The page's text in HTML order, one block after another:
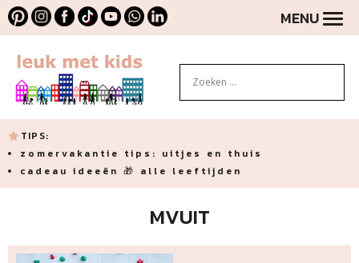
MENU
TIPS:
zomervakantie tips: uitjes en thuis
cadeau ideeën 🎁 alle leeftijden
MVUIT